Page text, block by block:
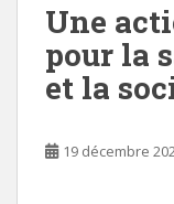
Une
pour la
et la
19 décembre